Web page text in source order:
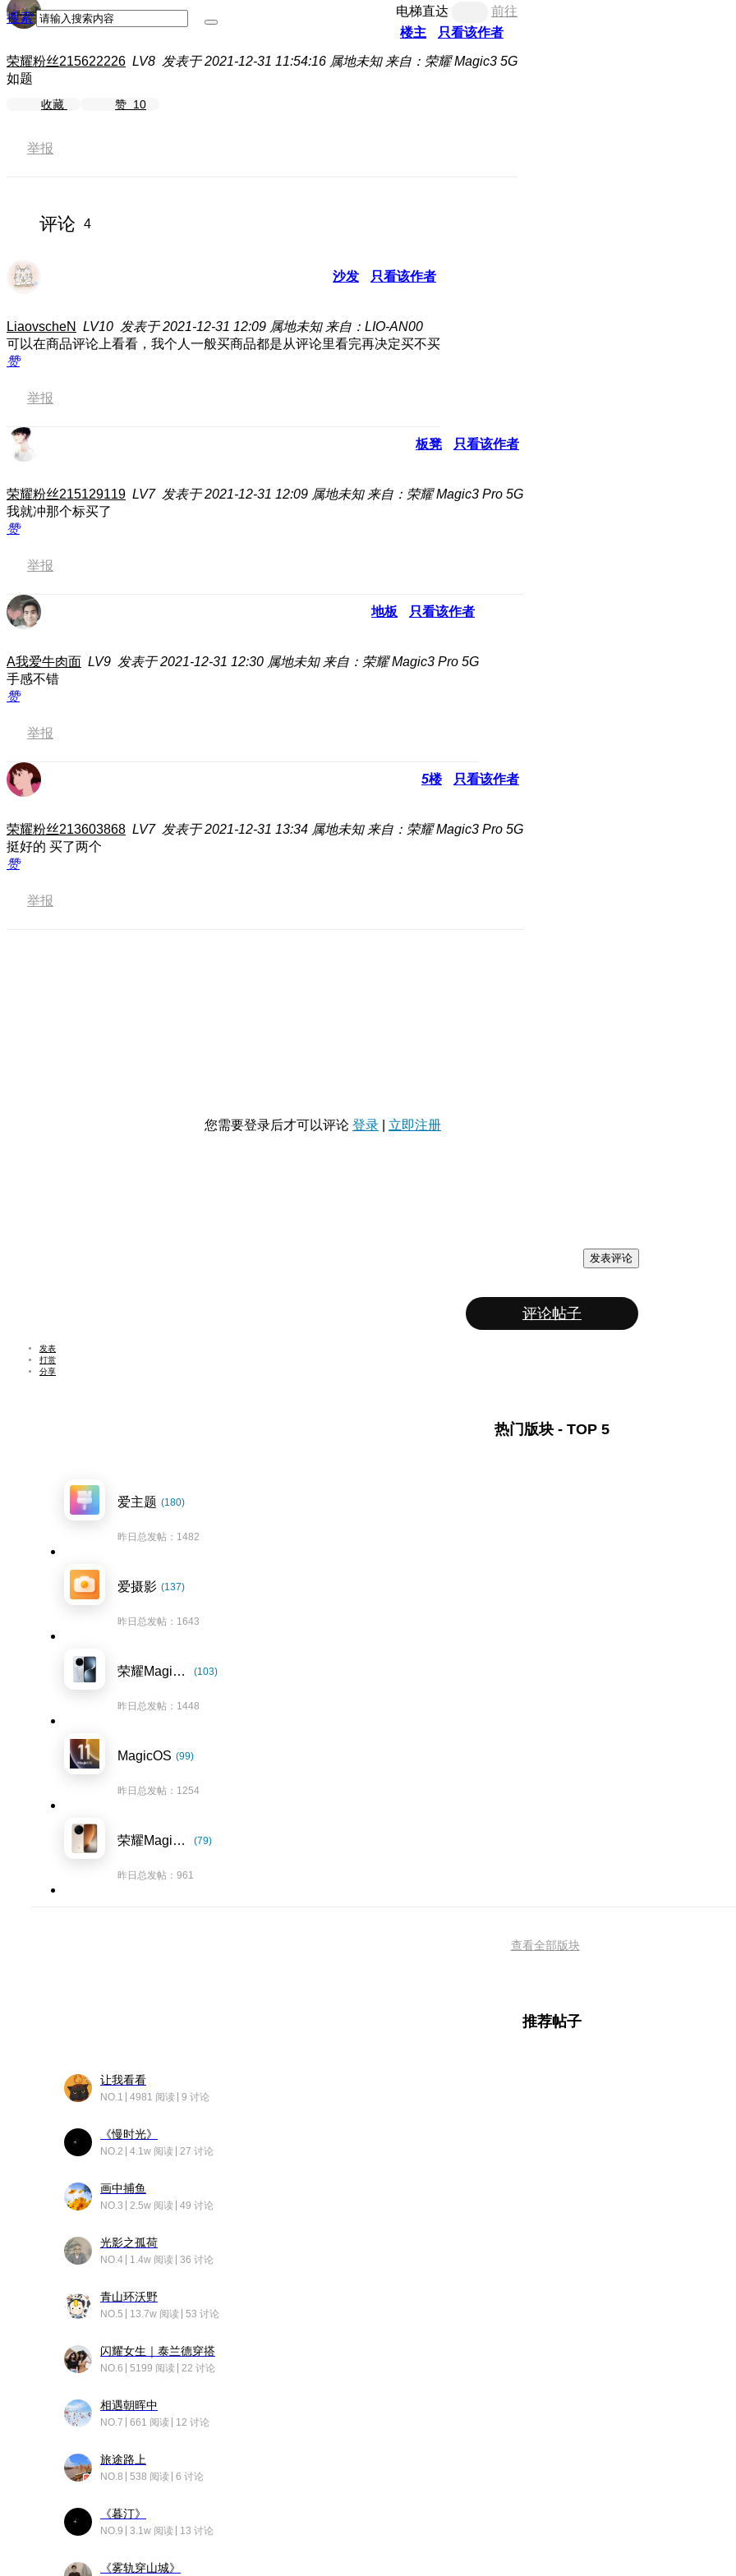
搜索 电梯直达
前往
楼主
只看该作者
荣耀粉丝215622226 LV8 发表于 2021-12-31 11:54:16 属地未知 来自：荣耀 Magic3 5G
如题
收藏 赞 10
举报
评论 4
沙发 只看该作者
LiaovscheN LV10 发表于 2021-12-31 12:09 属地未知 来自：LIO-AN00
可以在商品评论上看看，我个人一般买商品都是从评论里看完再决定买不买
赞
举报
板凳 只看该作者
荣耀粉丝215129119 LV7 发表于 2021-12-31 12:09 属地未知 来自：荣耀 Magic3 Pro 5G
我就冲那个标买了
赞
举报
地板 只看该作者
A我爱牛肉面 LV9 发表于 2021-12-31 12:30 属地未知 来自：荣耀 Magic3 Pro 5G
手感不错
赞
举报
5楼 只看该作者
荣耀粉丝213603868 LV7 发表于 2021-12-31 13:34 属地未知 来自：荣耀 Magic3 Pro 5G
挺好的 买了两个
赞
举报
您需要登录后才可以评论 登录 立即注册
发表评论
评论帖子
发表
打赏
分享
热门版块 - TOP 5
爱主题 (180)
昨日总发帖：1482
爱摄影 (137)
昨日总发帖：1643
荣耀Magic7系列 (103)
昨日总发帖：1448
MagicOS (99)
昨日总发帖：1254
荣耀Magic8系列 (79)
昨日总发帖：961
查看全部版块
推荐帖子
让我看看
NO.1 4981 阅读 9 讨论
《慢时光》
NO.2 4.1w 阅读 27 讨论
画中捕鱼
NO.3 2.5w 阅读 49 讨论
光影之孤荷
NO.4 1.4w 阅读 36 讨论
青山环沃野
NO.5 13.7w 阅读 53 讨论
闪耀女生｜泰兰德穿搭
NO.6 5199 阅读 22 讨论
相遇朝晖中
NO.7 661 阅读 12 讨论
旅途路上
NO.8 538 阅读 6 讨论
《暮汀》
NO.9 3.1w 阅读 13 讨论
《雾轨穿山城》